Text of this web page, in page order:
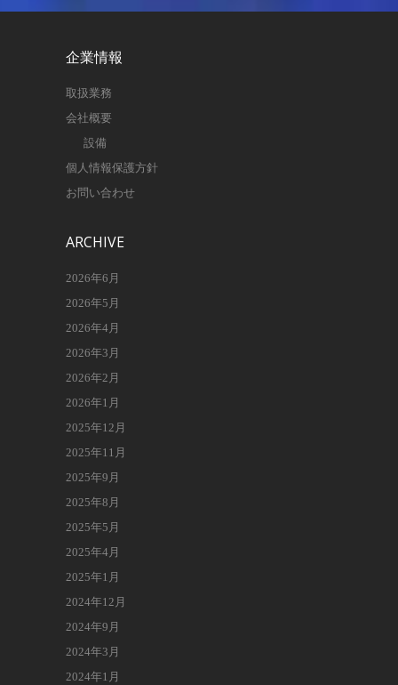
企業情報
取扱業務
会社概要
設備
個人情報保護方針
お問い合わせ
ARCHIVE
2026年6月
2026年5月
2026年4月
2026年3月
2026年2月
2026年1月
2025年12月
2025年11月
2025年9月
2025年8月
2025年5月
2025年4月
2025年1月
2024年12月
2024年9月
2024年3月
2024年1月